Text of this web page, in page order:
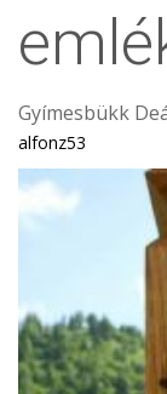
Gyímesbükk
alfonz53